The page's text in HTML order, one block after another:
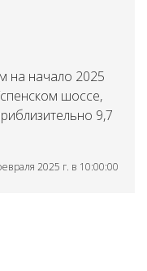
на начало 2025
шоссе,
9,7
2025 г. в 10:00:00